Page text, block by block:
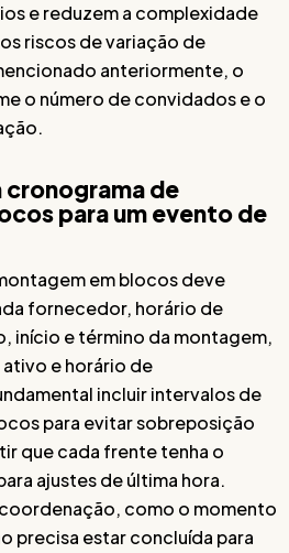
e reduzem a complexidade
riscos de variação de
anteriormente, o
o número de convidados e o
cronograma de
para um evento de
em blocos deve
fornecedor, horário de
início e término da montagem,
e horário de
incluir intervalos de
para evitar sobreposição
que cada frente tenha o
ajustes de última hora.
como o momento
precisa estar concluída para